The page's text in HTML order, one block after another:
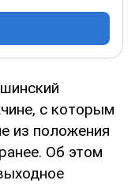
с которым
из положения
Об этом